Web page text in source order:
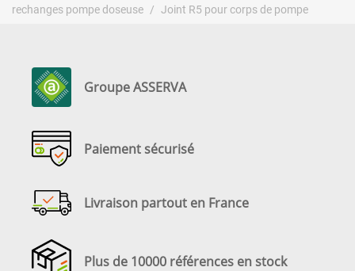
rechanges pompe doseuse Joint R5 pour corps de pompe
Groupe ASSERVA
Paiement sécurisé
Livraison partout en France
Plus de 10000 références en stock